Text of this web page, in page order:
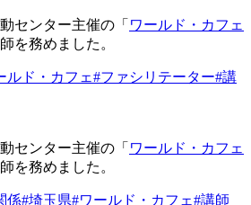
センター主催の「 ワールド・カフェ
を務めました。
ルド・カフェ#ファシリテーター#講
センター主催の「 ワールド・カフェ
を務めました。
係#埼玉県#ワールド・カフェ#講師